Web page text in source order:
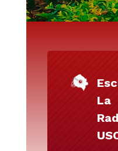
La